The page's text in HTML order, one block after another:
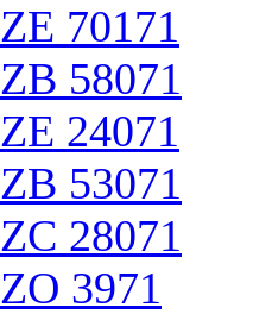
ZE 70171
ZB 58071
ZE 24071
ZB 53071
ZC 28071
ZO 3971